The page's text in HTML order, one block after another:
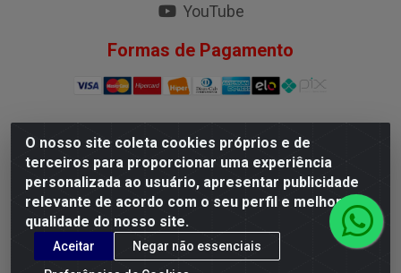
O nosso site coleta cookies próprios e de
terceiros para proporcionar uma experiência
personalizada ao usuário, apresentar publicidade
relevante de acordo com o seu perfil e melhorar a
qualidade do nosso site.
Aceitar
Negar não essenciais
YouTube
Formas de Pagamento
G.M.I. Distribuidora LTDA - Rua Conselheiro Pena, 50 -
Santa Branca, Belo Horizonte/MG - CEP 31.710-150 -
CNPJ 04.098.359/0001-02